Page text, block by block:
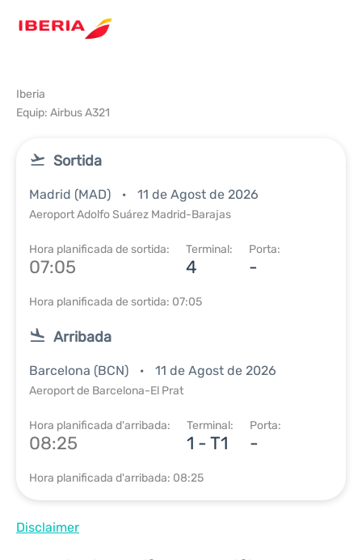
Iberia
Equip: Airbus A321
Sortida
Madrid (MAD) 11 de Agost de 2026
Aeroport Adolfo Suárez Madrid-Barajas
Hora planificada de sortida:
07:05
Terminal:
4
Porta:
-
Hora planificada de sortida: 07:05
Arribada
Barcelona (BCN) 11 de Agost de 2026
Aeroport de Barcelona-El Prat
Hora planificada d'arribada:
08:25
Terminal:
1 - T1
Porta:
-
Hora planificada d'arribada: 08:25
Disclaimer